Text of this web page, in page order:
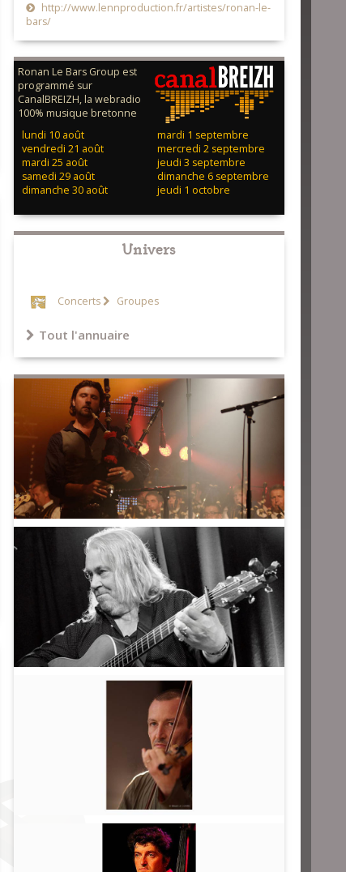
http://www.lennproduction.fr/artistes/ronan-le-
bars/
Ronan Le Bars Group est
programmé sur
CanalBREIZH, la webradio
100% musique bretonne
lundi 10 août
vendredi 21 août
mardi 25 août
samedi 29 août
dimanche 30 août
mardi 1 septembre
mercredi 2 septembre
jeudi 3 septembre
dimanche 6 septembre
jeudi 1 octobre
Univers
Concerts Groupes
Tout l'annuaire